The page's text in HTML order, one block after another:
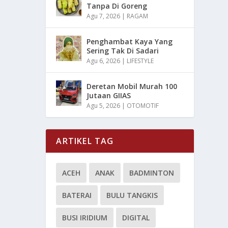
Tanpa Di Goreng
Agu 7, 2026 | RAGAM
Penghambat Kaya Yang
Sering Tak Di Sadari
Agu 6, 2026 | LIFESTYLE
Deretan Mobil Murah 100
Jutaan GIIAS
Agu 5, 2026 | OTOMOTIF
ARTIKEL TAG
ACEH ANAK BADMINTON
BATERAI BULU TANGKIS
BUSI IRIDIUM DIGITAL